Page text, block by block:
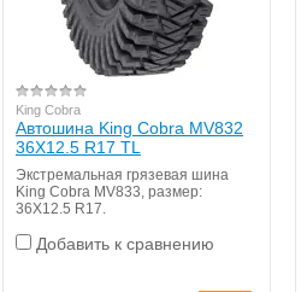
King Cobra
Автошина King Cobra MV832
36X12.5 R17 TL
Экстремальная грязевая шина
King Cobra MV833, размер:
36X12.5 R17.
Добавить к сравнению